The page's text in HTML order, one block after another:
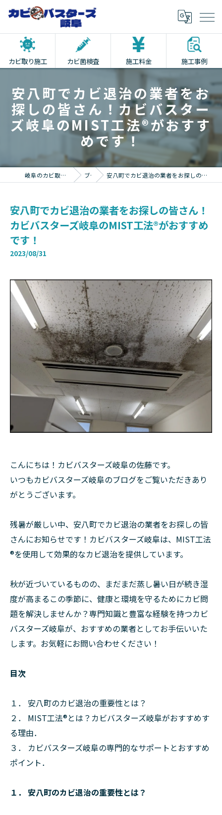
カビ取り施工 カビ菌検査 施工料金 施工事例
安八町でカビ退治の業者をお
探しの皆さん！カビバスター
ズ岐阜のMIST工法®がおすす
めです！
岐阜のカビ取りならカビバスターズ岐阜 ブログ 安八町でカビ退治の業者をお探しの皆さん！カビバスターズ岐阜のMIST工法®がおすすめです！
安八町でカビ退治の業者をお探しの皆さん！
カビバスターズ岐阜のMIST工法®がおすすめ
です！
2023/08/31
こんにちは！カビバスターズ岐阜の佐藤です。
いつもカビバスターズ岐阜のブログをご覧いただきあり
がとうございます。
残暑が厳しい中、安八町でカビ退治の業者をお探しの皆
さんにお知らせです！カビバスターズ岐阜は、MIST工法
®を使用して効果的なカビ退治を提供しています。
秋が近づいているものの、まだまだ蒸し暑い日が続き湿
度が高まるこの季節に、健康と環境を守るためにカビ問
題を解決しませんか？専門知識と豊富な経験を持つカビ
バスターズ岐阜が、おすすめの業者としてお手伝いいた
します。お気軽にお問い合わせください！
目次
１． 安八町のカビ退治の重要性とは？
２． MIST工法®とは？カビバスターズ岐阜がおすすめす
る理由．
３． カビバスターズ岐阜の専門的なサポートとおすすめ
ポイント．
１． 安八町のカビ退治の重要性とは？